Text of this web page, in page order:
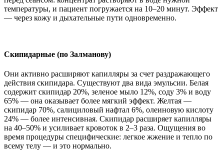
температуры, и пациент погружается на 10–20 минут. Эффект
— через кожу и дыхательные пути одновременно.
Скипидарные (по Залманову)
Они активно расширяют капилляры за счет раздражающего
действия скипидара. Существуют два вида эмульсии. Белая
содержит скипидар 20%, зеленое мыло 12%, соду 3% и воду
65% — она оказывает более мягкий эффект. Желтая —
скипидар 70%, салициловый нафтал 6%, олеиновую кислоту
24% — более интенсивная. Скипидар расширяет капилляры
на 40–50% и усиливает кровоток в 2–3 раза. Ощущения во
время процедуры специфические: легкое жжение и тепло по
всему телу — и это нормально.